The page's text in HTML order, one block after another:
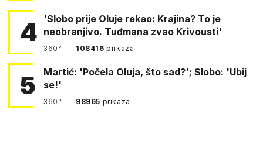
4
'Slobo prije Oluje rekao: Krajina? To je
neobranjivo. Tuđmana zvao Krivousti'
360° 108416prikaza
5
Martić: 'Počela Oluja, što sad?'; Slobo: 'Ubij
se!'
360° 98965 prikaza